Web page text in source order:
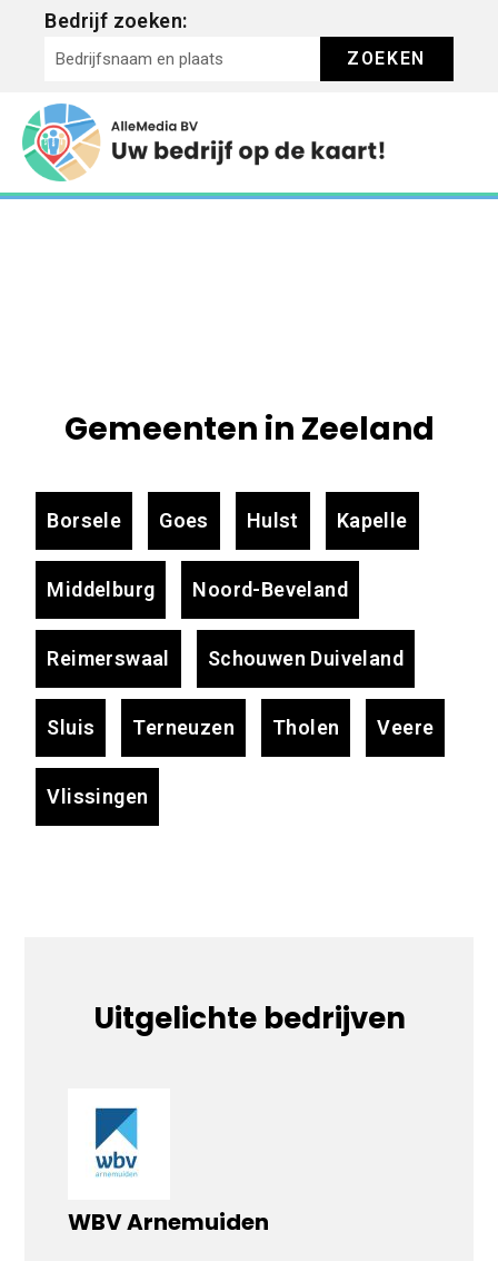
Bedrijf zoeken:
ZOEKEN
Gemeenten in Zeeland
Borsele Goes Hulst Kapelle
Middelburg Noord-Beveland
Reimerswaal Schouwen Duiveland
Sluis Terneuzen Tholen Veere
Vlissingen
Uitgelichte bedrijven
WBV Arnemuiden